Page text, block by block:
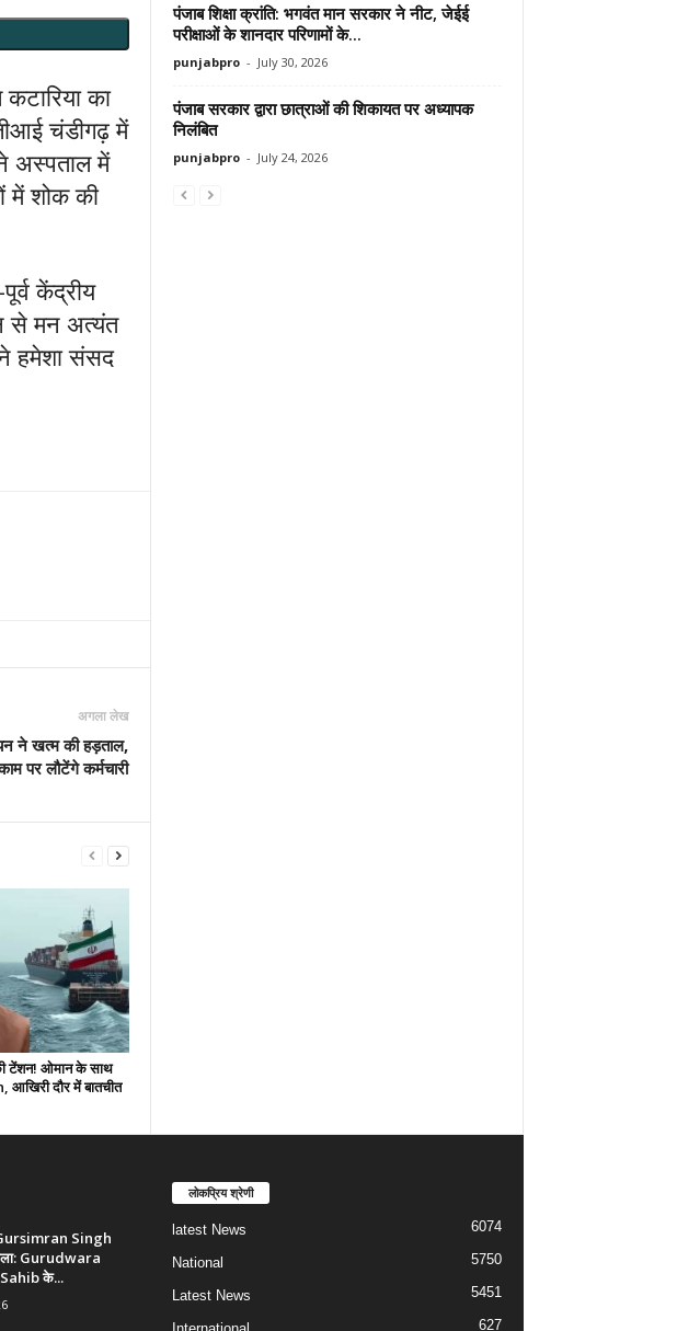
का
चंडीगढ़ में
अस्पताल में
में शोक की
केंद्रीय
से मन अत्यंत
हमेशा संसद
अगला लेख
ने खत्म की हड़ताल,
पर लौटेंगे कर्मचारी
टेंशन! ओमान के साथ
दौर में बातचीत
पंजाब शिक्षा क्रांति: भगवंत मान सरकार ने नीट, जेईई
परीक्षाओं के शानदार परिणामों के...
punjabpro - July 30, 2026
पंजाब सरकार द्वारा छात्राओं की शिकायत पर अध्यापक
निलंबित
punjabpro - July 24, 2026
Singh
Gurudwara
के...
लोकप्रिय श्रेणी
latest News 6074
National 5750
Latest News 5451
627